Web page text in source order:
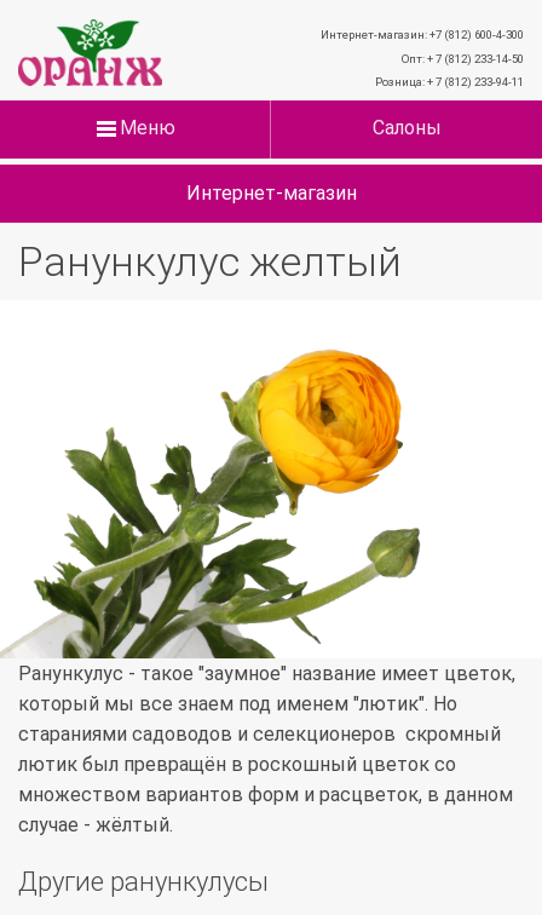
Интернет-магазин: +7 (812) 600-4-300
Опт: + 7 (812) 233-14-50
Розница: + 7 (812) 233-94-11
Меню Салоны
Интернет-магазин
Ранункулус желтый
Ранункулус - такое "заумное" название имеет цветок,
который мы все знаем под именем "лютик". Но
стараниями садоводов и селекционеров скромный
лютик был превращён в роскошный цветок со
множеством вариантов форм и расцветок, в данном
случае - жёлтый.
Другие ранункулусы